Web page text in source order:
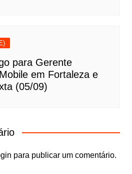
para Gerente
em Fortaleza e
(05/09)
para publicar um comentário.